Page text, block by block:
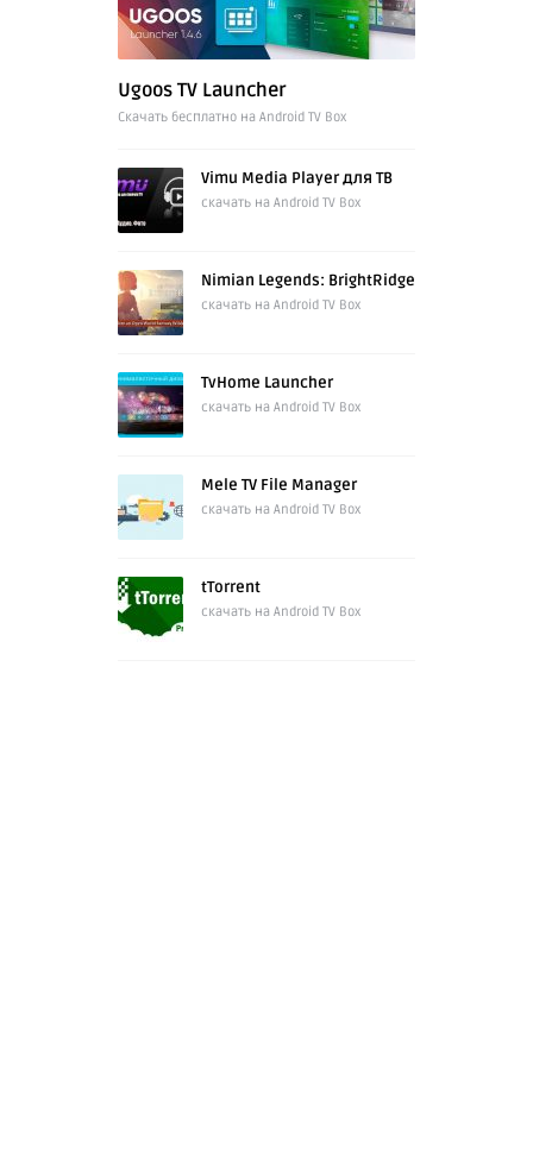
Ugoos TV Launcher
Cкачать бесплатно на Android TV Box
Vimu Media Player для ТВ
скачать на Android TV Box
Nimian Legends: BrightRidge
скачать на Android TV Box
TvHome Launcher
скачать на Android TV Box
Mele TV File Manager
скачать на Android TV Box
tTorrent
скачать на Android TV Box